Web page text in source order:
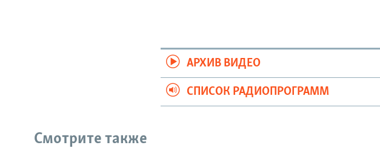
АРХИВ ВИДЕО
СПИСОК РАДИОПРОГРАММ
Смотрите также